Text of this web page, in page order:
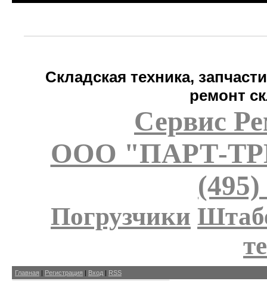
Складская техника,
ремонт
Сервис
ООО "ПАРТ-
Погрузчики
Главная | Регистрация | Вход | RSS